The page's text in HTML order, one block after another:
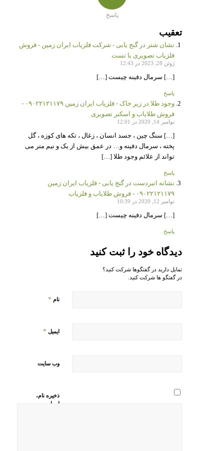
پاسخ
تعقیب
نشان شتر در گنج یابی - شرکت فلزیاب ایران زمین - فروش
فلزیاب تصویری با تست
ژوئن 28, 2023 در 12:43
[…] سرمال دفینه چیست […]
پاسخ
وجود طلا در زیر خاک - فلزیاب ایران زمین ۰۹۰۲۲۱۲۱۱۷۹ -
فروش طلایاب و اسکنر تصویری
نوامبر 14, 2020 در 12:01
[…] سنگ چین ، جسد انسان ، زغال ، تکه های کوزه ، گل
پخته ، سرمال دفینه و… در عمق بیش از یک و نیم متر می
تواند از علائم وجود طلا […]
پاسخ
نشانه انبردست در گنج یابی - فلزیاب ایران زمین
۰۹۰۲۲۱۲۱۱۷۹ - فروش طلایاب و فلزیاب
نوامبر 12, 2020 در 10:39
[…] سرمال دفینه چیست […]
پاسخ
دیدگاه خود را ثبت کنید
تمایل دارید در گفتگوها شرکت کنید؟
در گفتگو ها شرکت کنید.
نام *
ایمیل *
وب‌ سایت
ذخیره نام،
ایمیل و